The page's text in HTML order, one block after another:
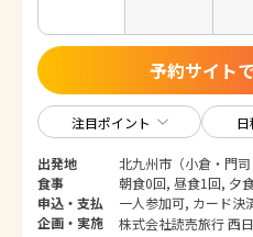
予約サイト
注目ポイント
出発地
北九州市（小倉・門
食事
朝食0回, 昼食1回, 夕
申込・支払
一人参加可, カード決
企画・実施
株式会社読売旅行 西